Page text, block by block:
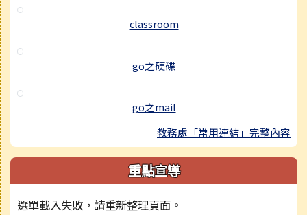
classroom
go之硬碟
go之mail
教務處「常用連結」完整內容
重點宣導
選單載入失敗，請重新整理頁面。